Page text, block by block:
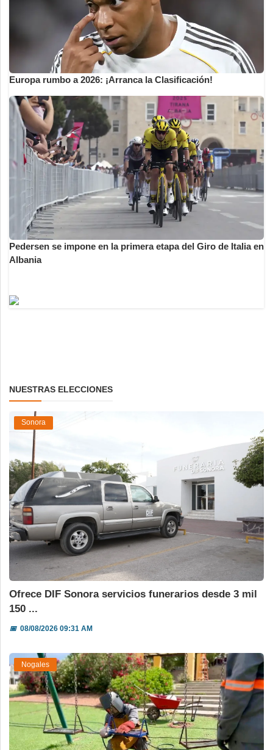
Europa rumbo a 2026: ¡Arranca la Clasificación!
Pedersen se impone en la primera etapa del Giro de Italia en
Albania
NUESTRAS ELECCIONES
Sonora
Ofrece DIF Sonora servicios funerarios desde 3 mil
150 ...
📅08/08/2026 09:31 AM
Nogales